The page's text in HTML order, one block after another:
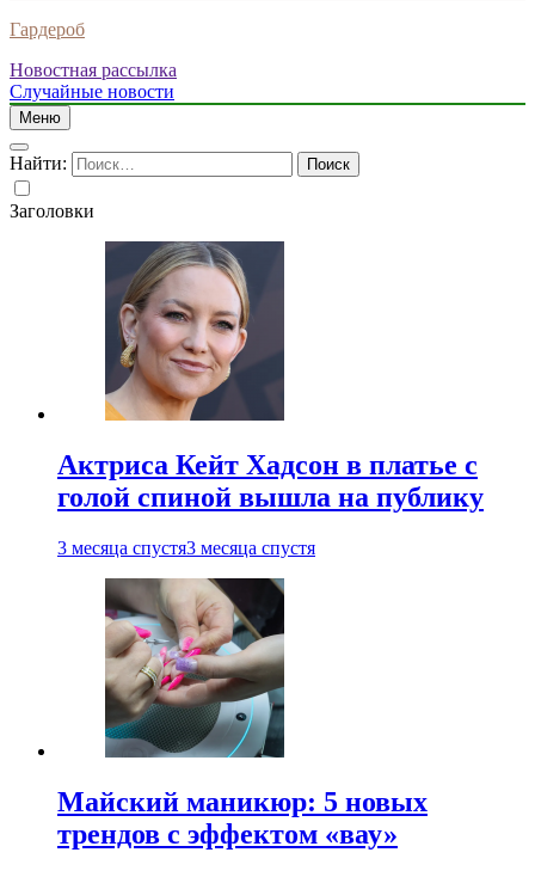
Гардероб
Новостная рассылка
Случайные новости
Меню
Найти:
Заголовки
Актриса Кейт Хадсон в платье с
голой спиной вышла на публику
3 месяца спустя3 месяца спустя
Майский маникюр: 5 новых
трендов с эффектом «вау»